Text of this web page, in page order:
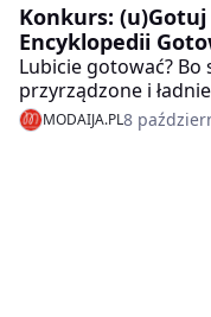
Konkurs:
Encyklopedii
Lubicie gotować?
przyrządzone i
każdy z Was? A
i ulubione przepisy
MODAIJA.PL8